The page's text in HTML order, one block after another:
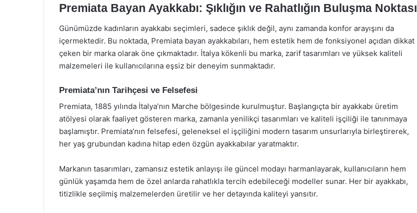
Premiata Bayan Ayakkabı: Şıklığın ve Rahatlığın Buluşma Noktası
Günümüzde kadınların ayakkabı seçimleri, sadece şıklık değil, aynı zamanda konfor arayışını da
içermektedir. Bu noktada, Premiata bayan ayakkabıları, hem estetik hem de fonksiyonel açıdan dikkat
çeken bir marka olarak öne çıkmaktadır. İtalya kökenli bu marka, zarif tasarımları ve yüksek kaliteli
malzemeleri ile kullanıcılarına eşsiz bir deneyim sunmaktadır.
Premiata’nın Tarihçesi ve Felsefesi
Premiata, 1885 yılında İtalya’nın Marche bölgesinde kurulmuştur. Başlangıçta bir ayakkabı üretim
atölyesi olarak faaliyet gösteren marka, zamanla yenilikçi tasarımları ve kaliteli işçiliği ile tanınmaya
başlamıştır. Premiata’nın felsefesi, geleneksel el işçiliğini modern tasarım unsurlarıyla birleştirerek,
her yaş grubundan kadına hitap eden özgün ayakkabılar yaratmaktır.
Markanın tasarımları, zamansız estetik anlayışı ile güncel modayı harmanlayarak, kullanıcıların hem
günlük yaşamda hem de özel anlarda rahatlıkla tercih edebileceği modeller sunar. Her bir ayakkabı,
titizlikle seçilmiş malzemelerden üretilir ve her detayında kaliteyi yansıtır.